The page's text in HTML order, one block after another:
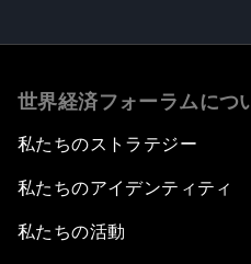
世界経済フォーラムにつ
私たちのストラテジー
私たちのアイデンティティ
私たちの活動